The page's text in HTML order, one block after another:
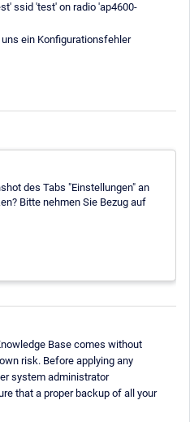
ssid 'test' on radio 'ap4600-
ein Konfigurationsfehler
des Tabs "Einstellungen" an
Bitte nehmen Sie Bezug auf
Base comes without
risk. Before applying any
system administrator
that a proper backup of all your